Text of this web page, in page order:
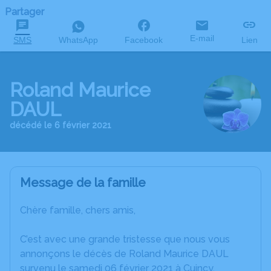
Partager
SMS WhatsApp Facebook E-mail Lien
Roland Maurice
DAUL
décédé le 6 février 2021
Message de la famille
Chère famille, chers amis,
C’est avec une grande tristesse que nous vous
annonçons le décès de Roland Maurice DAUL
survenu le samedi 06 février 2021 à Cuincy.